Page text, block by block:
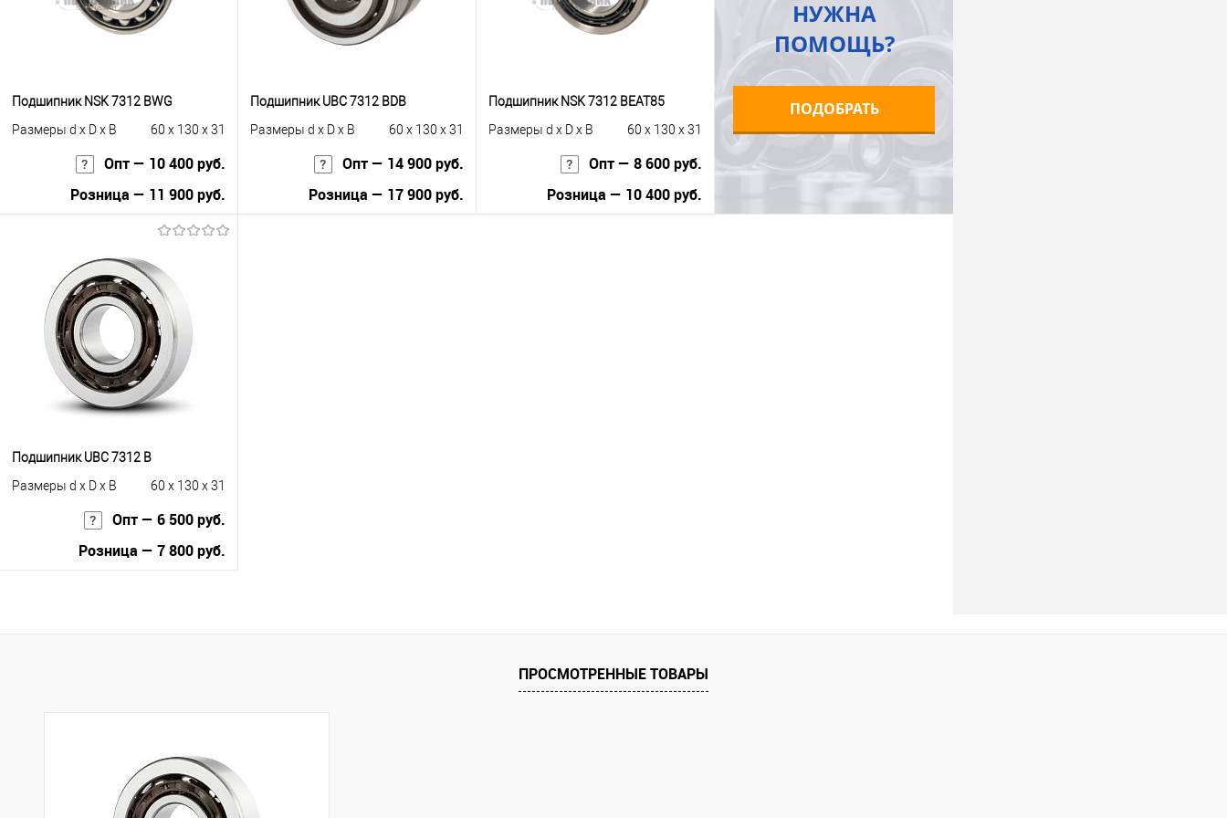
Подшипник NSK 7312 BWG
Размеры d x D x B
60 x 130 x 31
Опт — 10 400 руб.
Розница — 11 900 руб.
Купить в 1 клик
К сравнению
В избранное
Под заказ
Подшипник UBC 7312 BDB
Размеры d x D x B
60 x 130 x 31
Опт — 14 900 руб.
Розница — 17 900 руб.
Подшипник NSK 7312 BEAT85
Размеры d x D x B
60 x 130 x 31
Опт — 8 600 руб.
Розница — 10 400 руб.
НУЖНА
ПОМОЩЬ?
ПОДОБРАТЬ
Подшипник UBC 7312 B
Размеры d x D x B
60 x 130 x 31
Опт — 6 500 руб.
Розница — 7 800 руб.
ПРОСМОТРЕННЫЕ ТОВАРЫ